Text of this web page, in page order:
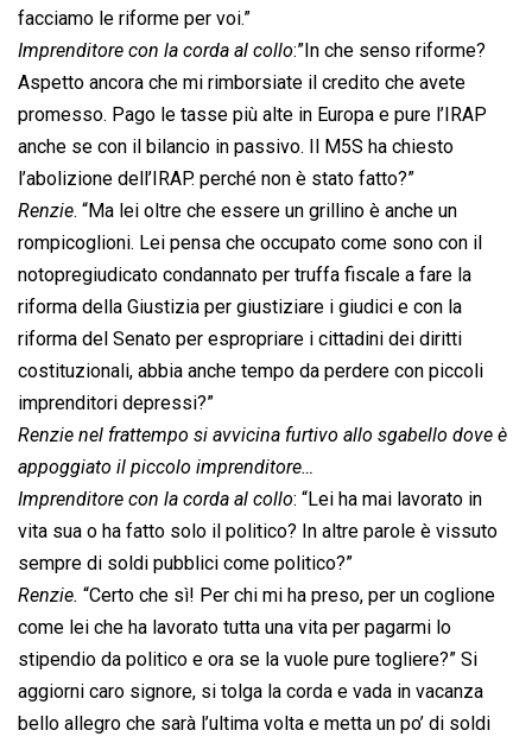
facciamo le riforme per voi.”
Imprenditore con la corda al collo:”In che senso riforme?
Aspetto ancora che mi rimborsiate il credito che avete
promesso. Pago le tasse più alte in Europa e pure l’IRAP
anche se con il bilancio in passivo. Il M5S ha chiesto
l’abolizione dell’IRAP. perché non è stato fatto?”
Renzie. “Ma lei oltre che essere un grillino è anche un
rompicoglioni. Lei pensa che occupato come sono con il
notopregiudicato condannato per truffa fiscale a fare la
riforma della Giustizia per giustiziare i giudici e con la
riforma del Senato per espropriare i cittadini dei diritti
costituzionali, abbia anche tempo da perdere con piccoli
imprenditori depressi?”
Renzie nel frattempo si avvicina furtivo allo sgabello dove è
appoggiato il piccolo imprenditore…
Imprenditore con la corda al collo: “Lei ha mai lavorato in
vita sua o ha fatto solo il politico? In altre parole è vissuto
sempre di soldi pubblici come politico?”
Renzie. “Certo che sì! Per chi mi ha preso, per un coglione
come lei che ha lavorato tutta una vita per pagarmi lo
stipendio da politico e ora se la vuole pure togliere?” Si
aggiorni caro signore, si tolga la corda e vada in vacanza
bello allegro che sarà l’ultima volta e metta un po’ di soldi